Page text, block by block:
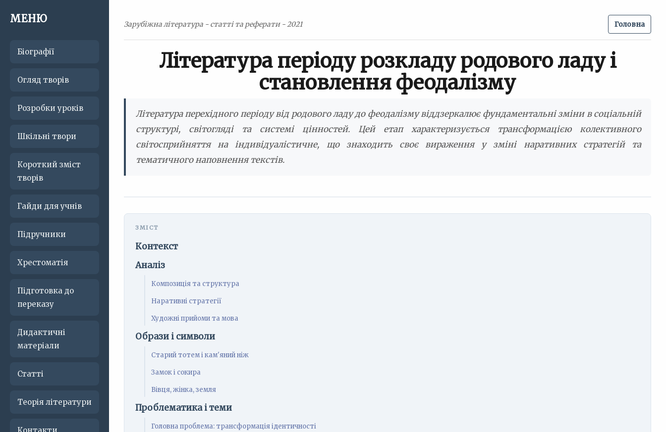
МЕНЮ
Біографії
Огляд творів
Розробки уроків
Шкільні твори
Короткий зміст
творів
Гайди для учнів
Підручники
Хрестоматія
Підготовка до
переказу
Дидактичні
матеріали
Статті
Теорія літератури
Зарубіжна література - статті та реферати - 2021 Головна
Література періоду розкладу родового ладу і
становлення феодалізму
Література перехідного періоду від родового ладу до феодалізму віддзеркалює фундаментальні зміни в соціальній
структурі, світогляді та системі цінностей. Цей етап характеризується трансформацією колективного
світосприйняття на індивідуалістичне, що знаходить своє вираження у зміні наративних стратегій та
тематичного наповнення текстів.
Контекст
Аналіз
Композиція та структура
Наративні стратегії
Художні прийоми та мова
Образи і символи
Старий тотем і кам'яний ніж
Замок і сокира
Вівця, жінка, земля
Проблематика і теми
Головна проблема: трансформація ідентичності